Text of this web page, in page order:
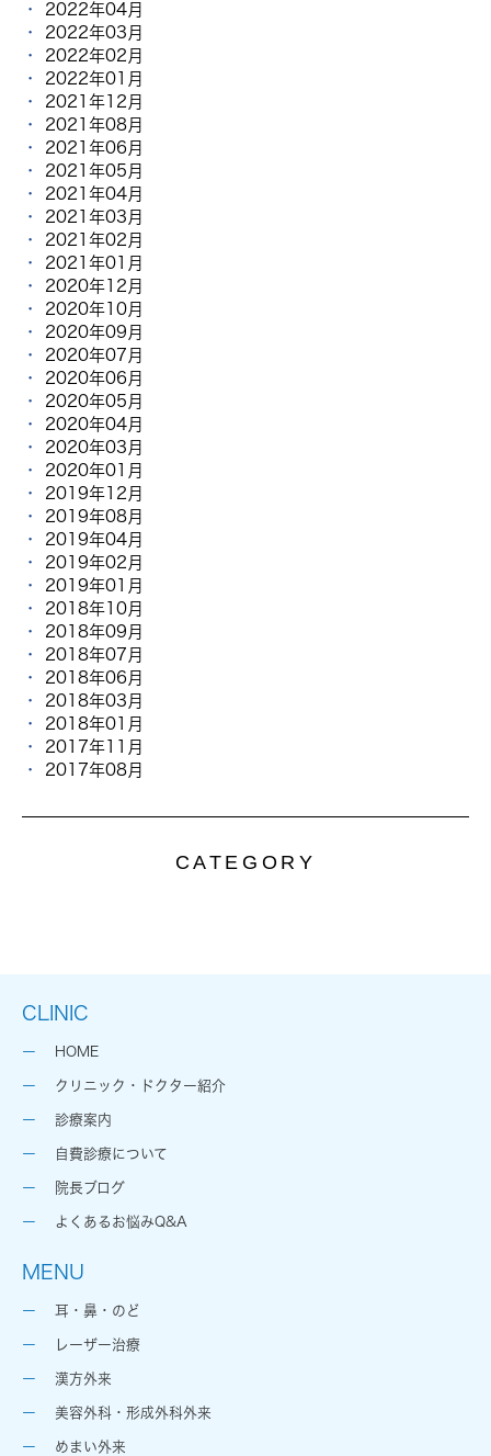
2022年04月
2022年03月
2022年02月
2022年01月
2021年12月
2021年08月
2021年06月
2021年05月
2021年04月
2021年03月
2021年02月
2021年01月
2020年12月
2020年10月
2020年09月
2020年07月
2020年06月
2020年05月
2020年04月
2020年03月
2020年01月
2019年12月
2019年08月
2019年04月
2019年02月
2019年01月
2018年10月
2018年09月
2018年07月
2018年06月
2018年03月
2018年01月
2017年11月
2017年08月
CATEGORY
CLINIC
HOME
クリニック・ドクター紹介
診療案内
自費診療について
院長ブログ
よくあるお悩みQ&A
MENU
耳・鼻・のど
レーザー治療
漢方外来
美容外科・形成外科外来
めまい外来